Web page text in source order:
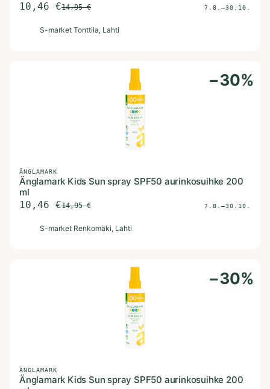
10,46 €14,95€ 7.8.–30.10.
S-market Tonttila, Lahti
−30%
ÄNGLAMARK
Änglamark Kids Sun spray SPF50 aurinkosuihke 200
ml
10,46 €14,95€ 7.8.–30.10.
S-market Renkomäki, Lahti
−30%
ÄNGLAMARK
Änglamark Kids Sun spray SPF50 aurinkosuihke 200